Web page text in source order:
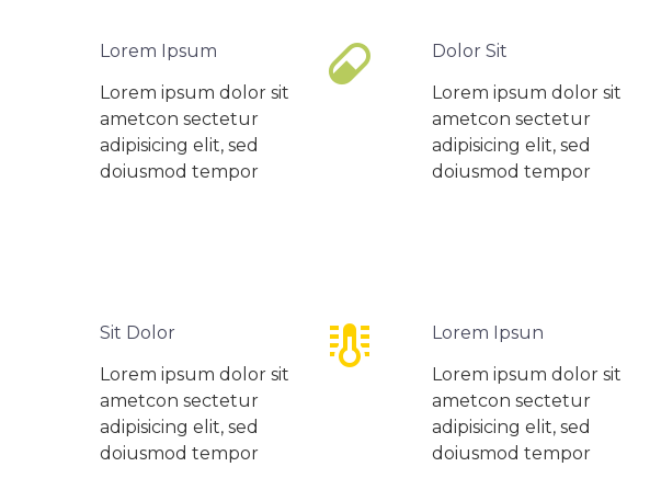
Lorem Ipsum
Lorem ipsum dolor sit
ametcon sectetur
adipisicing elit, sed
doiusmod tempor


Dolor Sit
Lorem ipsum dolor sit
ametcon sectetur
adipisicing elit, sed
doiusmod tempor
Sit Dolor
Lorem ipsum dolor sit
ametcon sectetur
adipisicing elit, sed
doiusmod tempor


Lorem Ipsun
Lorem ipsum dolor sit
ametcon sectetur
adipisicing elit, sed
doiusmod tempor